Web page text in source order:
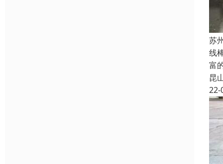
苏
线
富
昆
22-